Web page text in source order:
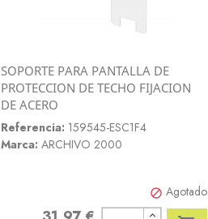
Vista rápida
SOPORTE PARA PANTALLA DE
PROTECCION DE TECHO FIJACION
DE ACERO
Referencia: 159545-ESC1F4
Marca: ARCHIVO 2000
 Agotado